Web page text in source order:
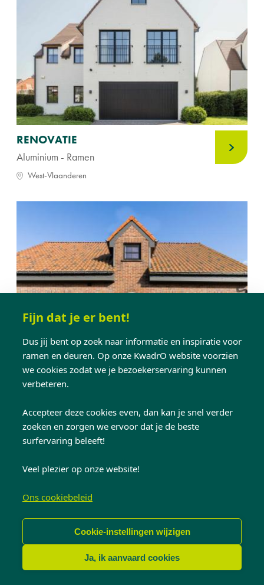
Fijn dat je er bent!
Dus jij bent op zoek naar informatie en inspiratie voor
ramen en deuren. Op onze KwadrO website voorzien
we cookies zodat we je bezoekerservaring kunnen
verbeteren.
Accepteer deze cookies even, dan kan je snel verder
zoeken en zorgen we ervoor dat je de beste
surfervaring beleeft!
Veel plezier op onze website!
Ons cookiebeleid
Cookie-instellingen wijzigen
Ja, ik aanvaard cookies
RENOVATIE
Aluminium - Ramen
West-Vlaanderen
Pvc - Ramen
Oost-Vlaanderen